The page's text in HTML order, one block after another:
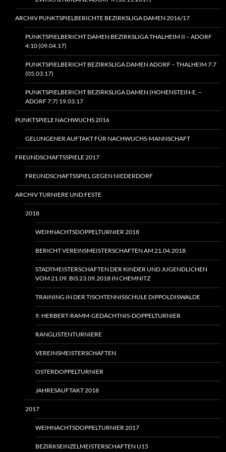
ARCHIV PUNKTSPIELBERICHTE BEZIRKSLIGA DAMEN 2016/17
PUNKTSPIELBERICHT DAMEN BEZIRKSLIGA THALHEIM II – ADORF
4:10 (09.04.17)
PUNKTSPIELBERICHT BEZIRKSLIGA DAMEN ADORF – THALHEIM 7:7
(05.03.17)
PUNKTSPIELBERICHT BEZIRKSLIGA DAMEN (HOHENSTEIN‑E. –
ADORF 7:7) 19.03.17
PUNKTSPIELE NACHWUCHS 2016
GELUNGENER AUFTAKT FÜR NACHWUCHS-MANNSCHAFT
FREUNDSCHAFTSSPIELE 2017
FREUNDSCHAFTSSPIEL GEGEN NIEDERDORF
ARCHIV TURNIERE UND FESTE
2018
WEIHNACHTSDOPPELTURNIER 2018
BERICHT VEREINSMEISTERSCHAFTEN AM 21.04.2018
STADTMEISTERSCHAFTEN DER KINDER UND JUGENDLICHEN
VOM 21.09. BIS 23.09.2018 IN CHEMNITZ
TRAINING IN DER TISCHTENNISSCHULE DIPPOLDISWALDE
9. HERBERT-RAMM-GEDÄCHTNIS-DOPPELTURNIER
RANGLISTENTURNIERE
VEREINSMEISTERSCHAFTEN
OSTERDOPPELTURNIER
JAHRESAUFTAKT 2018
2017
WEIHNACHTSDOPPELTURNIER 2017
BEZIRKSEINZELMEISTERSCHAFTEN U15